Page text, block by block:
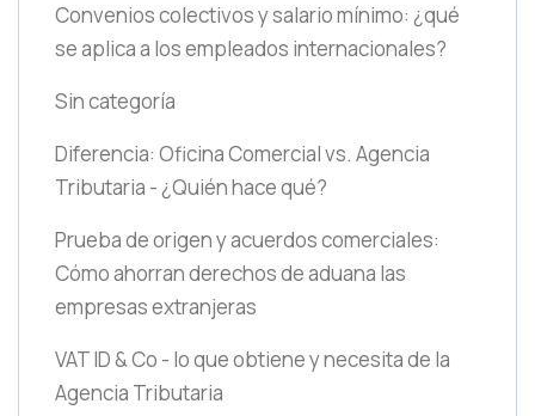
Convenios colectivos y salario mínimo: ¿qué
se aplica a los empleados internacionales?
Sin categoría
Diferencia: Oficina Comercial vs. Agencia
Tributaria - ¿Quién hace qué?
Prueba de origen y acuerdos comerciales:
Cómo ahorran derechos de aduana las
empresas extranjeras
VAT ID & Co - lo que obtiene y necesita de la
Agencia Tributaria